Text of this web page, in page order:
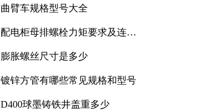
曲臂车规格型号大全
配电柜母排螺栓力矩要求及连接
膨胀螺丝尺寸是多少
镀锌方管有哪些常见规格和型号
D400球墨铸铁井盖重多少